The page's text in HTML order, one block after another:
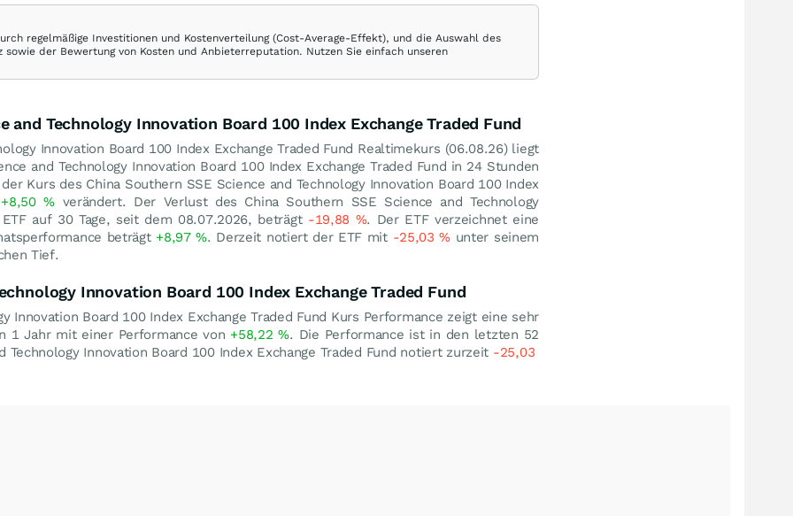
regelmäßige Investitionen und Kostenverteilung (Cost-Average-Effekt), und die Auswahl des
der Bewertung von Kosten und Anbieterreputation. Nutzen Sie einfach unseren
and Technology Innovation Board 100 Index Exchange Traded Fund
Innovation Board 100 Index Exchange Traded Fund Realtimekurs (06.08.26) liegt
and Technology Innovation Board 100 Index Exchange Traded Fund in 24 Stunden
Kurs des China Southern SSE Science and Technology Innovation Board 100 Index
+8,50% verändert. Der Verlust des China Southern SSE Science and Technology
auf 30 Tage, seit dem 08.07.2026, beträgt -19,88 %. Der ETF verzeichnet eine
beträgt +8,97%. Derzeit notiert der ETF mit -25,03% unter seinem
Tief.
Innovation Board 100 Index Exchange Traded Fund
Innovation Board 100 Index Exchange Traded Fund Kurs Performance zeigt eine sehr
1 Jahr mit einer Performance von +58,22%. Die Performance ist in den letzten 52
Innovation Board 100 Index Exchange Traded Fund notiert zurzeit -25,03